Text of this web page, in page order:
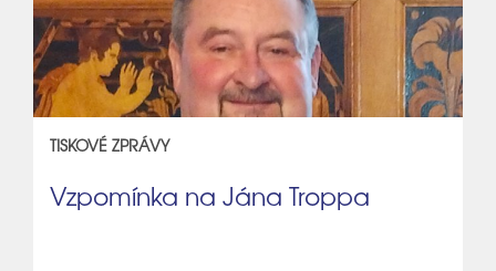
TISKOVÉ ZPRÁVY
Vzpomínka na Jána Troppa